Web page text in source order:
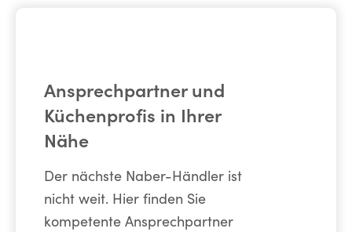
Ansprechpartner und
Küchenprofis in Ihrer
Nähe
Der nächste Naber-Händler ist
nicht weit. Hier finden Sie
kompetente Ansprechpartner